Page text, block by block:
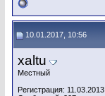
10.01.2017, 10:56
xaltu
Местный
Регистрация: 11.03.2013